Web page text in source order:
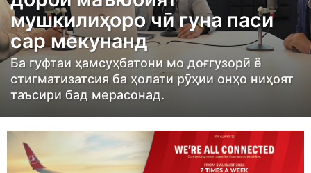
s
a
g
o
2
e
r
мушкилиҳоро чӣ гуна паси
сар мекунанд
Ба гуфтаи ҳамсуҳбатони мо доғгузорӣ ё
стигматизатсия ба ҳолати рӯҳии онҳо ниҳоят
таъсири бад мерасонад.